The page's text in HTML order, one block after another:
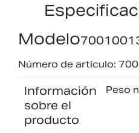
Modelo
Número de artículo:
Información
sobre el
producto
Peso